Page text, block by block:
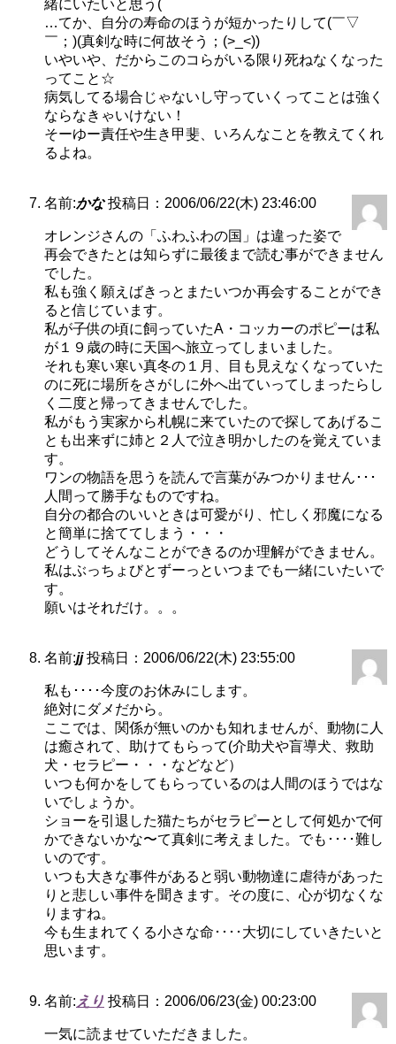
緒にいたいと思う(
…てか、自分の寿命のほうが短かったりして(￣▽
￣；)(真剣な時に何故そう；(>_<))
いやいや、だからこのコらがいる限り死ねなくなった
ってこと☆
病気してる場合じゃないし守っていくってことは強く
ならなきゃいけない！
そーゆー責任や生き甲斐、いろんなことを教えてくれ
るよね。
名前:かな 投稿日：2006/06/22(木) 23:46:00
オレンジさんの「ふわふわの国」は違った姿で
再会できたとは知らずに最後まで読む事ができません
でした。
私も強く願えばきっとまたいつか再会することができ
ると信じています。
私が子供の頃に飼っていたA・コッカーのポピーは私
が１９歳の時に天国へ旅立ってしまいました。
それも寒い寒い真冬の１月、目も見えなくなっていた
のに死に場所をさがしに外へ出ていってしまったらし
く二度と帰ってきませんでした。
私がもう実家から札幌に来ていたので探してあげるこ
とも出来ずに姉と２人で泣き明かしたのを覚えていま
す。
ワンの物語を思うを読んで言葉がみつかりません･･･
人間って勝手なものですね。
自分の都合のいいときは可愛がり、忙しく邪魔になる
と簡単に捨ててしまう・・・
どうしてそんなことができるのか理解ができません。
私はぶっちょびとずーっといつまでも一緒にいたいで
す。
願いはそれだけ。。。
名前:jj 投稿日：2006/06/22(木) 23:55:00
私も････今度のお休みにします。
絶対にダメだから。
ここでは、関係が無いのかも知れませんが、動物に人
は癒されて、助けてもらって(介助犬や盲導犬、救助
犬・セラピー・・・などなど）
いつも何かをしてもらっているのは人間のほうではな
いでしょうか。
ショーを引退した猫たちがセラピーとして何処かで何
かできないかな〜て真剣に考えました。でも････難し
いのです。
いつも大きな事件があると弱い動物達に虐待があった
りと悲しい事件を聞きます。その度に、心が切なくな
りますね。
今も生まれてくる小さな命････大切にしていきたいと
思います。
名前: えり 投稿日：2006/06/23(金) 00:23:00
一気に読ませていただきました。